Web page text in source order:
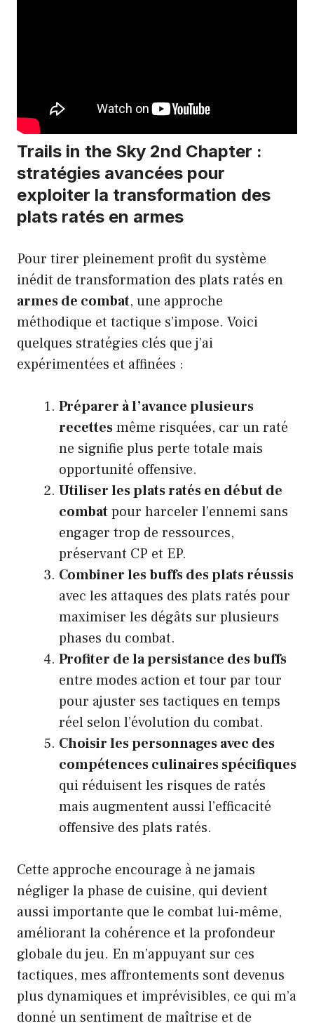
Trails in the Sky 2nd Chapter :
stratégies avancées pour
exploiter la transformation des
plats ratés en armes
Pour tirer pleinement profit du système
inédit de transformation des plats ratés en
armes de combat, une approche
méthodique et tactique s’impose. Voici
quelques stratégies clés que j’ai
expérimentées et affinées :
Préparer à l’avance plusieurs
recettesmême risquées, car un raté
ne signifie plus perte totale mais
opportunité offensive.
Utiliser les plats ratés en début de
combatpour harceler l’ennemi sans
engager trop de ressources,
préservant CP et EP.
Combiner les buffs des plats réussis
avec les attaques des plats ratés pour
maximiser les dégâts sur plusieurs
phases du combat.
Profiter de la persistance des buffs
entre modes action et tour par tour
pour ajuster ses tactiques en temps
réel selon l’évolution du combat.
Choisir les personnages avec des
compétences culinaires spécifiques
qui réduisent les risques de ratés
mais augmentent aussi l’efficacité
offensive des plats ratés.
Cette approche encourage à ne jamais
négliger la phase de cuisine, qui devient
aussi importante que le combat lui-même,
améliorant la cohérence et la profondeur
globale du jeu. En m’appuyant sur ces
tactiques, mes affrontements sont devenus
plus dynamiques et imprévisibles, ce qui m’a
donné un sentiment de maîtrise et de